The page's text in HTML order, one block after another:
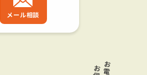
メール相談